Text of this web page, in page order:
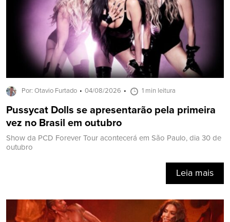
Por: Otavio Furtado 04/08/2026 1 min leitura
Pussycat Dolls se apresentarão pela primeira
vez no Brasil em outubro
Show da PCD Forever Tour acontecerá em São Paulo, dia 30 de
outubro
Leia mais